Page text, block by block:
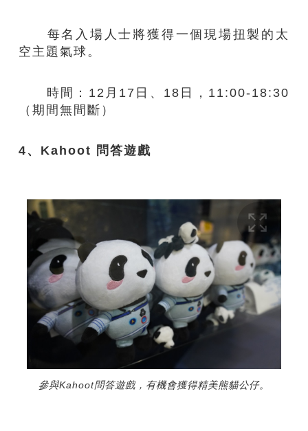
每名入場人士將獲得一個現場扭製的太
空主題氣球​。
時間：12月17日、18日，11:00-18:30
（期間無間斷）​
4、Kahoot 問答遊戲​
參與Kahoot問答遊戲，有機會獲得精美熊貓公仔。